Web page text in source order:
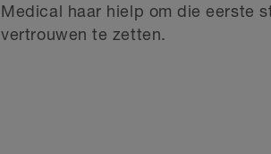
Medical haar hielp om die eerste
vertrouwen te zetten.